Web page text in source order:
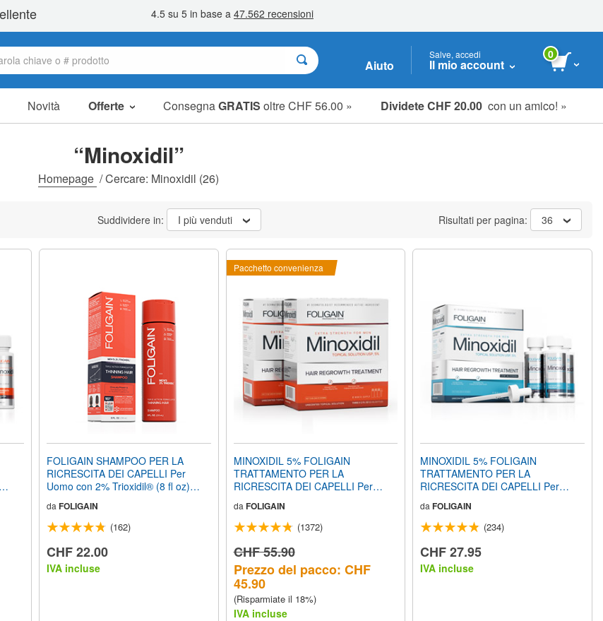
Aiuto
Salve, accedi
Il mio account
0
Novità Offerte ConsegnaGRATIS oltre CHF 56.00 » Dividete CHF 20.00 con un amico! »
Articoli in offerta
Liquidazione
“Minoxidil”
Homepage /Cercare: Minoxidil (26)
Suddividere in: I più venduti Risultati per pagina: 36
FOLIGAIN SHAMPOO PER LA
RICRESCITA DEI CAPELLI Per
Uomo con 2% Trioxidil® (8 fl oz)
da FOLIGAIN
(162)
CHF 22.00
IVA incluse
Pacchetto convenienza
MINOXIDIL 5% FOLIGAIN
TRATTAMENTO PER LA
RICRESCITA DEI CAPELLI Per
Mesi
da FOLIGAIN
(1372)
CHF 55.90
Prezzo del pacco: CHF
45.90
(Risparmiate il 18%)
IVA incluse
MINOXIDIL 5% FOLIGAIN
TRATTAMENTO PER LA
RICRESCITA DEI CAPELLI Per
di Alcool) (6 fl oz) 180ml Provvista di
3 Mesi
da FOLIGAIN
(234)
CHF 27.95
IVA incluse